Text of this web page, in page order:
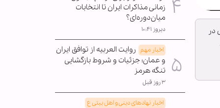
در
زمانی مذاکرات ایران تا انتخابات
میان‌دوره‌ای؟
دیروز ۱۰:۴۱
اخبار مهم روایت العربیه از توافق ایران
و عمان؛ جزئیات و شروط بازگشایی
تنگه هرمز
۳ روز قبل
اخبار نهادهای دینی و اهل بیتی ع